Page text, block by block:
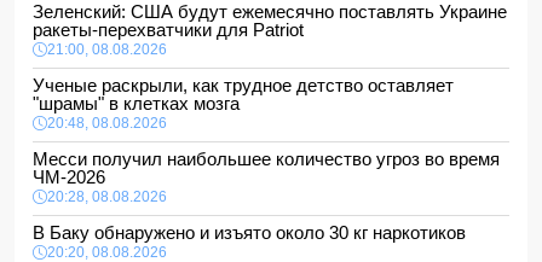
Зеленский: США будут ежемесячно поставлять Украине
ракеты-перехватчики для Patriot
21:00, 08.08.2026
Ученые раскрыли, как трудное детство оставляет
"шрамы" в клетках мозга
20:48, 08.08.2026
Месси получил наибольшее количество угроз во время
ЧМ-2026
20:28, 08.08.2026
В Баку обнаружено и изъято около 30 кг наркотиков
20:20, 08.08.2026